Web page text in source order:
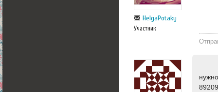
HelgaPotaky
Участник